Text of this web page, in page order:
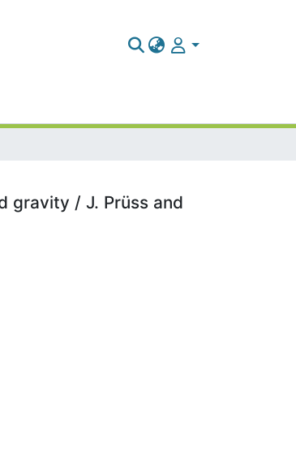
gravity / J. Prüss and